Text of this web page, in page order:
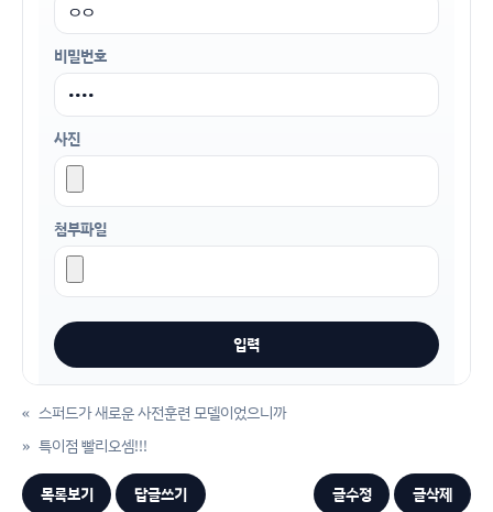
비밀번호
사진
첨부파일
« 스퍼드가 새로운 사전훈련 모델이었으니까
특이점 빨리오셈!!!
»
목록보기 답글쓰기 글수정 글삭제